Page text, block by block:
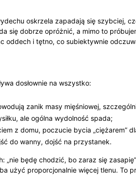
oskrzela zapadają się szybciej,
się dobrze opróżnić, a mimo to
oddech i tętno, co subiektywnie
dosłownie na wszystko:
zanik masy mięśniowej,
ale ogólna wydolność spada;
z domu, poczucie bycia „ciężarem”
do wanny, dojść na przystanek.
będę chodzić, bo zaraz się
użyć proporcjonalnie więcej tlenu. To